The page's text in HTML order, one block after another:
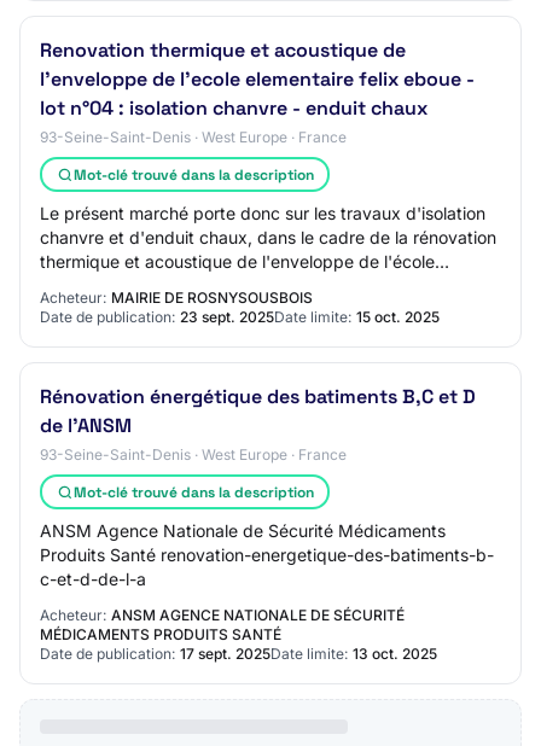
Renovation thermique et acoustique de
l'enveloppe de l'ecole elementaire felix eboue -
lot n°04 : isolation chanvre - enduit chaux
93-Seine-Saint-Denis · West Europe · France
Mot-clé trouvé dans la description
Le présent marché porte donc sur les travaux d'isolation
chanvre et d'enduit chaux, dans le cadre de la rénovation
thermique et acoustique de l'enveloppe de l'école
Acheteur: MAIRIE DE ROSNYSOUSBOIS
Date de publication: 23 sept. 2025Date limite: 15 oct. 2025
Rénovation énergétique des batiments B,C et D
de l'ANSM
93-Seine-Saint-Denis · West Europe · France
Mot-clé trouvé dans la description
ANSM Agence Nationale de Sécurité Médicaments
Produits Santé renovation-energetique-des-batiments-b-
c-et-d-de-l-a
Acheteur: ANSM AGENCE NATIONALE DE SÉCURITÉ
MÉDICAMENTS PRODUITS SANTÉ
Date de publication: 17 sept. 2025Date limite: 13 oct. 2025